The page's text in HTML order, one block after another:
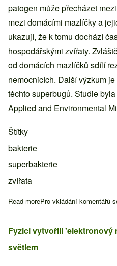
patogen může přecházet
mezi domácími mazlíčky a
ukazují, že k tomu dochází
hospodářskými zvířaty.
od domácích mazlíčků sdílí
nemocnicích. Další výzkum
těchto superbugů. Studie
Applied and Environmental
Štítky
bakterie
superbakterie
zvířata
Read moreabout Superbakterie
Pro vkládání komentářů
Fyzici vytvořili 'elektronový
světlem